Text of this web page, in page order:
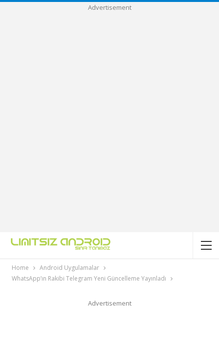
Advertisement
Home
Android Uygulamalar
WhatsApp’ın Rakibi Telegram Yeni Güncelleme Yayınladı
Advertisement